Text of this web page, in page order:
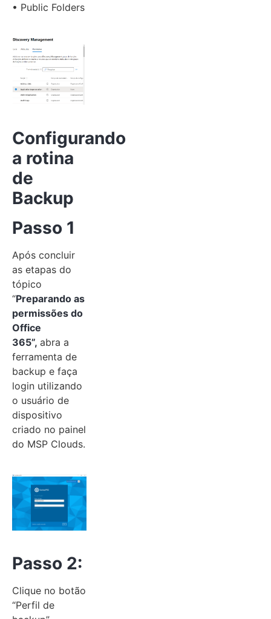
• Public Folders
Configurando
a rotina
de
Backup
Passo 1
Após concluir
as etapas do
tópico
“Preparando as
permissões do
Office
365”, abra a
ferramenta de
backup e faça
login utilizando
o usuário de
dispositivo
criado no painel
do MSP Clouds.
Passo 2:
Clique no botão
“Perfil de